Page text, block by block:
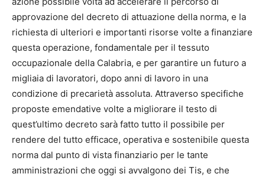
approvazione del decreto di attuazione della norma, e la
richiesta di ulteriori e importanti risorse volte a finanziare
questa operazione, fondamentale per il tessuto
occupazionale della Calabria, e per garantire un futuro a
migliaia di lavoratori, dopo anni di lavoro in una
condizione di precarietà assoluta. Attraverso specifiche
proposte emendative volte a migliorare il testo di
quest’ultimo decreto sarà fatto tutto il possibile per
rendere del tutto efficace, operativa e sostenibile questa
norma dal punto di vista finanziario per le tante
amministrazioni che oggi si avvalgono dei Tis, e che